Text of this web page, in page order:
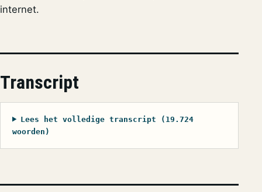
internet.
Transcript
Lees het volledige transcript (19.724
woorden)